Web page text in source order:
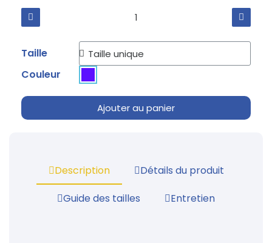
Taille
Couleur
Ajouter au panier
Description
Détails du produit
Guide des tailles
Entretien